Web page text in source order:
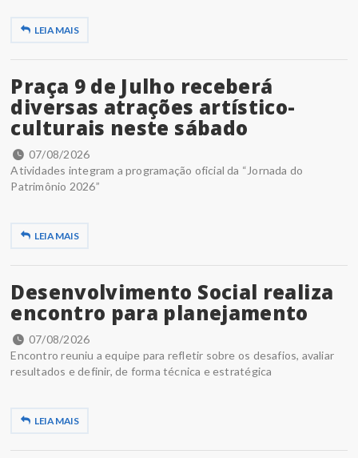
LEIA MAIS
Praça 9 de Julho receberá
diversas atrações artístico-
culturais neste sábado
07/08/2026
Atividades integram a programação oficial da “Jornada do
Patrimônio 2026”
LEIA MAIS
Desenvolvimento Social realiza
encontro para planejamento
07/08/2026
Encontro reuniu a equipe para refletir sobre os desafios, avaliar
resultados e definir, de forma técnica e estratégica
LEIA MAIS